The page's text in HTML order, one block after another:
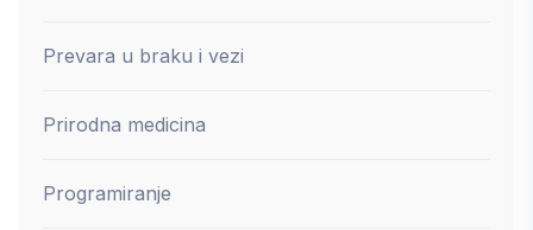
Prevara u braku i vezi
Prirodna medicina
Programiranje